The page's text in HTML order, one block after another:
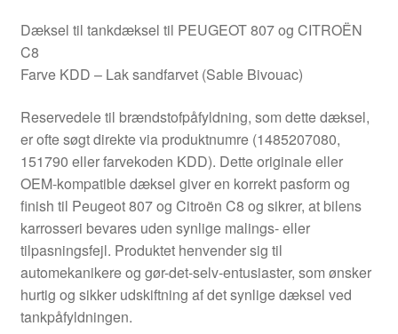
Dæksel til tankdæksel til PEUGEOT 807 og CITROËN
C8
Farve KDD – Lak sandfarvet (Sable Bivouac)
Reservedele til brændstofpåfyldning, som dette dæksel,
er ofte søgt direkte via produktnumre (1485207080,
151790 eller farvekoden KDD). Dette originale eller
OEM-kompatible dæksel giver en korrekt pasform og
finish til Peugeot 807 og Citroën C8 og sikrer, at bilens
karrosseri bevares uden synlige malings- eller
tilpasningsfejl. Produktet henvender sig til
automekanikere og gør-det-selv-entusiaster, som ønsker
hurtig og sikker udskiftning af det synlige dæksel ved
tankpåfyldningen.